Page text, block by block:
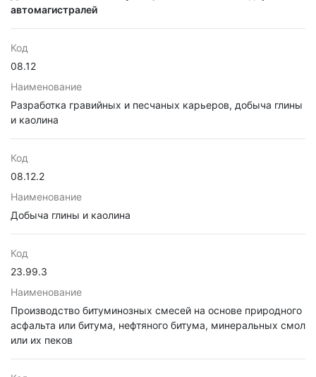
автомагистралей
Код
08.12
Наименование
Разработка гравийных и песчаных карьеров, добыча глины
и каолина
Код
08.12.2
Наименование
Добыча глины и каолина
Код
23.99.3
Наименование
Производство битуминозных смесей на основе природного
асфальта или битума, нефтяного битума, минеральных смол
или их пеков